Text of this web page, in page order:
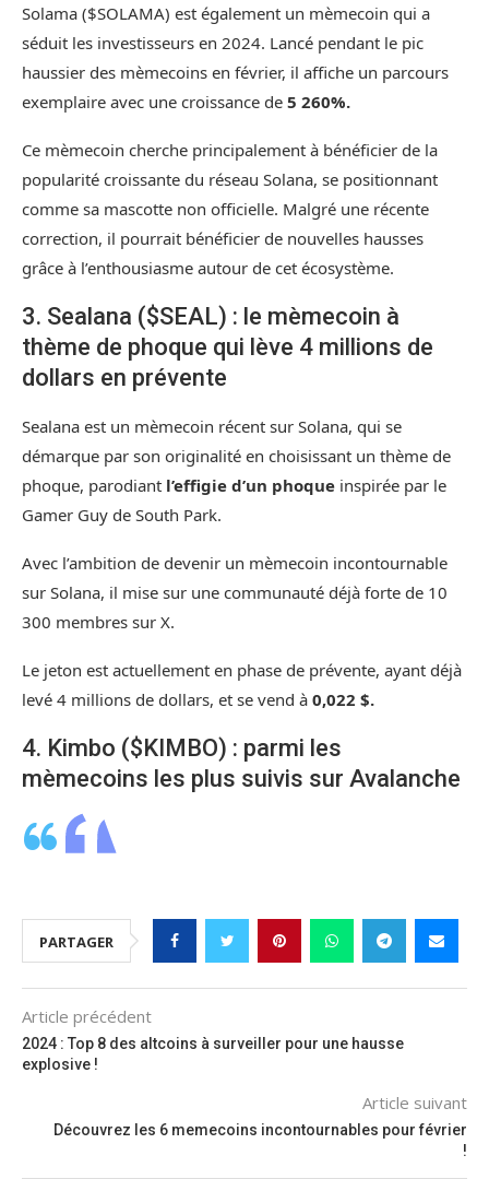
Solama ($SOLAMA) est également un mèmecoin qui a
séduit les investisseurs en 2024. Lancé pendant le pic
haussier des mèmecoins en février, il affiche un parcours
exemplaire avec une croissance de 5 260%.
Ce mèmecoin cherche principalement à bénéficier de la
popularité croissante du réseau Solana, se positionnant
comme sa mascotte non officielle. Malgré une récente
correction, il pourrait bénéficier de nouvelles hausses
grâce à l’enthousiasme autour de cet écosystème.
3. Sealana ($SEAL) : le mèmecoin à
thème de phoque qui lève 4 millions de
dollars en prévente
Sealana est un mèmecoin récent sur Solana, qui se
démarque par son originalité en choisissant un thème de
phoque, parodiant l’effigie d’un phoque inspirée par le
Gamer Guy de South Park.
Avec l’ambition de devenir un mèmecoin incontournable
sur Solana, il mise sur une communauté déjà forte de 10
300 membres sur X.
Le jeton est actuellement en phase de prévente, ayant déjà
levé 4 millions de dollars, et se vend à 0,022 $.
4. Kimbo ($KIMBO) : parmi les
mèmecoins les plus suivis sur Avalanche
PARTAGER
Article précédent
2024 : Top 8 des altcoins à surveiller pour une hausse
explosive !
Article suivant
Découvrez les 6 memecoins incontournables pour février
!